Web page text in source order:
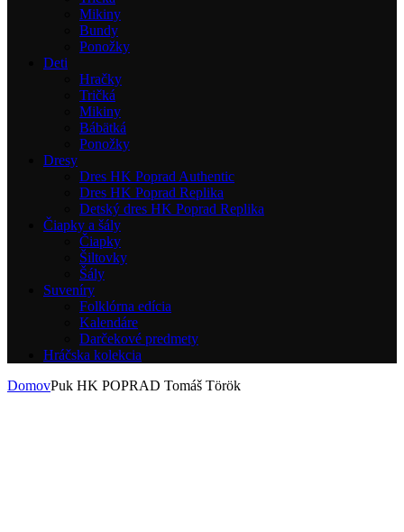
Mikiny
Bundy
Ponožky
Deti
Hračky
Tričká
Mikiny
Bábätká
Ponožky
Dresy
Dres HK Poprad Authentic
Dres HK Poprad Replika
Detský dres HK Poprad Replika
Čiapky a šály
Čiapky
Šiltovky
Šály
Suveníry
Folklórna edícia
Kalendáre
Darčekové predmety
Hráčska kolekcia
DomovPuk HK POPRAD Tomáš Török